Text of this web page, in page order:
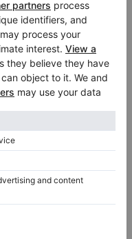
Precio de venta:
$29,995.00